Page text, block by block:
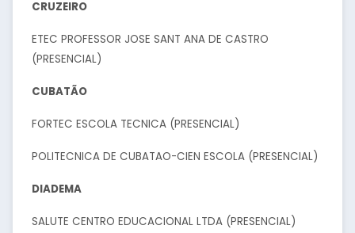
CRUZEIRO
ETEC PROFESSOR JOSE SANT ANA DE CASTRO
(PRESENCIAL)
CUBATÃO
FORTEC ESCOLA TECNICA (PRESENCIAL)
POLITECNICA DE CUBATAO-CIEN ESCOLA (PRESENCIAL)
DIADEMA
SALUTE CENTRO EDUCACIONAL LTDA (PRESENCIAL)